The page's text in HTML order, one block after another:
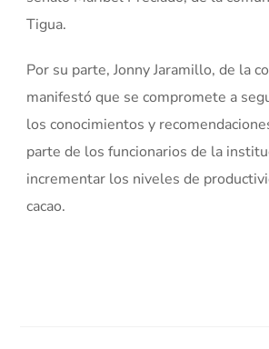
Tigua.
Por su parte, Jonny Jaramillo, de la
manifestó que se compromete a
los conocimientos y
parte de los funcionarios de la
incrementar los niveles de
cacao.